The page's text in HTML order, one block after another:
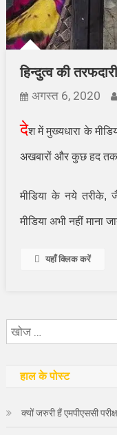
हिन्दुत्व की
अगस्त 6, 2020
देश में मुख्यधारा के
अखबारों और कुछ हद तक
मीडिया के नये तरीके,
मीडिया अभी नहीं माना
यहाँ क्लिक करें
हाल के पोस्ट
क्यों जरुरी हैं एमपीएससी